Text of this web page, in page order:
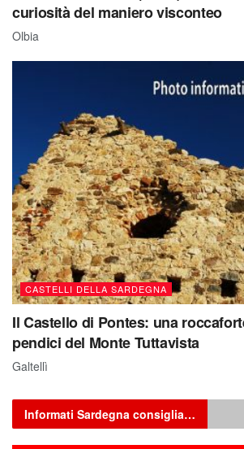
curiosità del maniero visconteo
Olbia
CASTELLI DELLA SARDEGNA
Il Castello di Pontes: una
pendici del Monte Tuttavista
Galtellì
Informati Sardegna consiglia…